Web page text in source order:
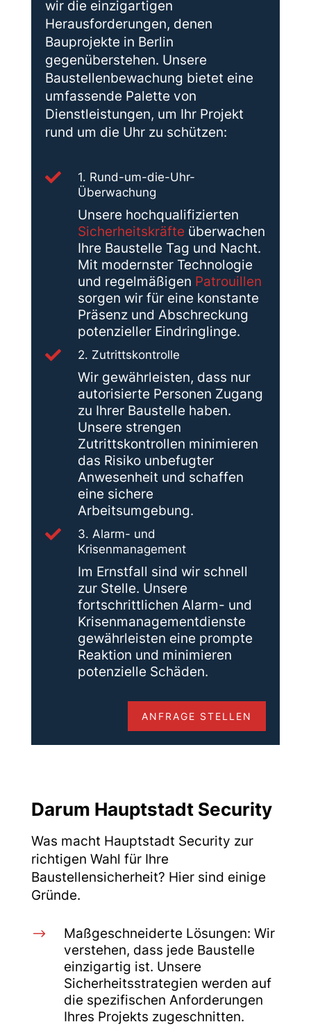
wir die einzigartigen
Herausforderungen, denen
Bauprojekte in Berlin
gegenüberstehen. Unsere
Baustellenbewachung bietet eine
umfassende Palette von
Dienstleistungen, um Ihr Projekt
rund um die Uhr zu schützen:

1. Rund-um-die-Uhr-
Überwachung
Unsere hochqualifizierten
Sicherheitskräfte überwachen
Ihre Baustelle Tag und Nacht.
Mit modernster Technologie
und regelmäßigen Patrouillen
sorgen wir für eine konstante
Präsenz und Abschreckung
potenzieller Eindringlinge.

2. Zutrittskontrolle
Wir gewährleisten, dass nur
autorisierte Personen Zugang
zu Ihrer Baustelle haben.
Unsere strengen
Zutrittskontrollen minimieren
das Risiko unbefugter
Anwesenheit und schaffen
eine sichere
Arbeitsumgebung.

3. Alarm- und
Krisenmanagement
Im Ernstfall sind wir schnell
zur Stelle. Unsere
fortschrittlichen Alarm- und
Krisenmanagementdienste
gewährleisten eine prompte
Reaktion und minimieren
potenzielle Schäden.
ANFRAGE STELLEN
Darum Hauptstadt Security
Was macht Hauptstadt Security zur
richtigen Wahl für Ihre
Baustellensicherheit? Hier sind einige
Gründe.
$
Maßgeschneiderte Lösungen: Wir
verstehen, dass jede Baustelle
einzigartig ist. Unsere
Sicherheitsstrategien werden auf
die spezifischen Anforderungen
Ihres Projekts zugeschnitten.